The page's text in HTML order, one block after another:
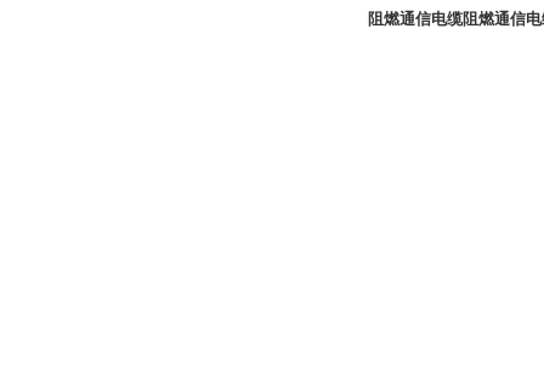
阻燃通信电缆阻燃通信